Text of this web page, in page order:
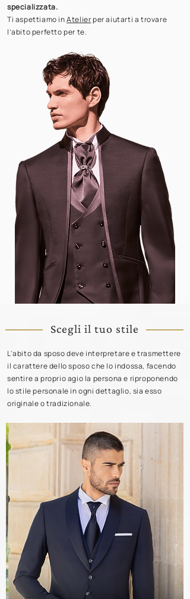
specializzata.
Ti aspettiamo inAtelierper aiutarti a trovare
l’abito perfetto per te.
Scegli il tuo stile
L'abito da sposo deve interpretare e trasmettere
il carattere dello sposo che lo indossa, facendo
sentire a proprio agio la persona e riproponendo
lo stile personale in ogni dettaglio, sia esso
originale o tradizionale.